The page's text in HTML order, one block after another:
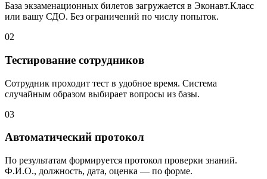
База экзаменационных билетов загружается в Эконавт.Класс
или вашу СДО. Без ограничений по числу попыток.
02
Тестирование сотрудников
Сотрудник проходит тест в удобное время. Система
случайным образом выбирает вопросы из базы.
03
Автоматический протокол
По результатам формируется протокол проверки знаний.
Ф.И.О., должность, дата, оценка — по форме.